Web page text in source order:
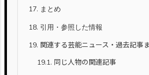
17. まとめ
18. 引用・参照した情報
19. 関連する芸能ニュース・過去記事
19.1. 同じ人物の関連記事